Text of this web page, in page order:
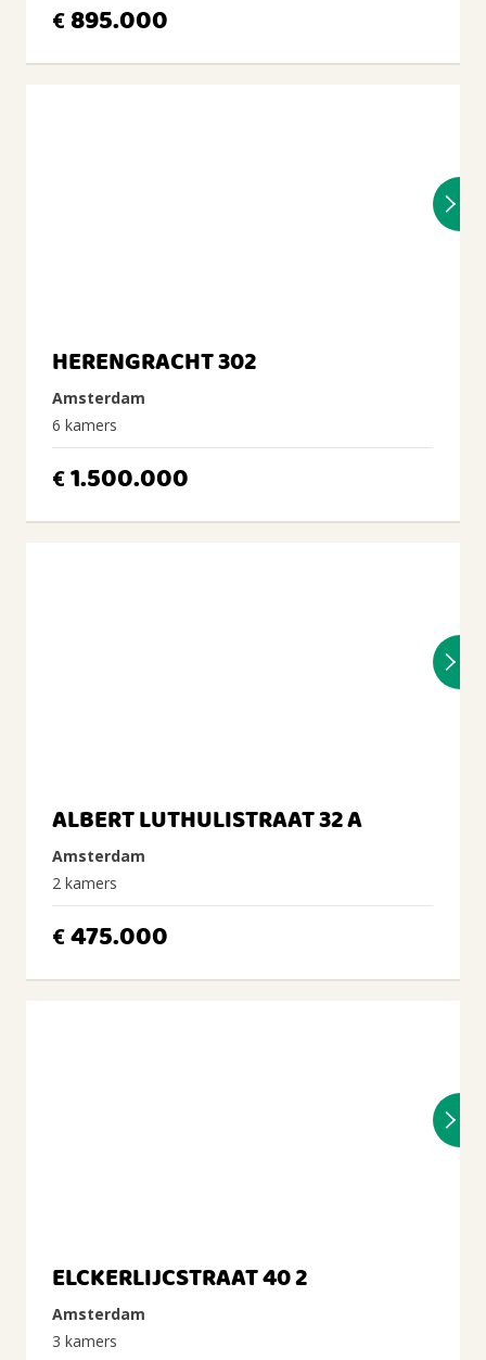
€ 895.000
HERENGRACHT 302
Amsterdam
6 kamers
€1.500.000
ALBERT LUTHULISTRAAT 32 A
Amsterdam
2 kamers
€475.000
ELCKERLIJCSTRAAT 40 2
Amsterdam
3 kamers